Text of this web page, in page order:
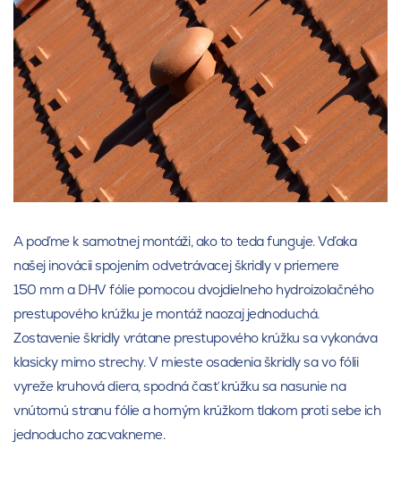
A poďme k samotnej montáži, ako to teda funguje. Vďaka
našej inovácii spojením odvetrávacej škridly v priemere
150 mm a DHV fólie pomocou dvojdielneho hydroizolačného
prestupového krúžku je montáž naozaj jednoduchá.
Zostavenie škridly vrátane prestupového krúžku sa vykonáva
klasicky mimo strechy. V mieste osadenia škridly sa vo fólii
vyreže kruhová diera, spodná časť krúžku sa nasunie na
vnútornú stranu fólie a horným krúžkom tlakom proti sebe ich
jednoducho zacvakneme.